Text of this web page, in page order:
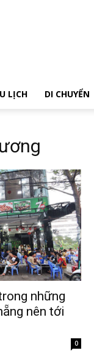
LỊCH DI CHUYỂN
những
nên tới
0